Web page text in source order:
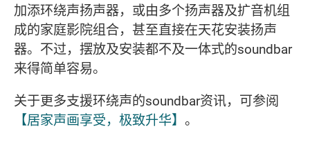
加添环绕声扬声器，或由多个扬声器及扩音机组
成的家庭影院组合，甚至直接在天花安装扬声
器。不过，摆放及安装都不及一体式的soundbar
来得简单容易。
关于更多支援环绕声的soundbar资讯，可参阅
【居家声画享受，极致升华】 。